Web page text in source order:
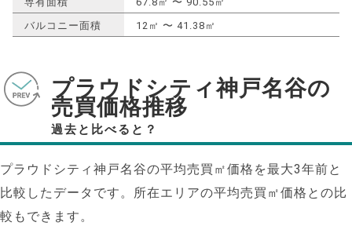
バルコニー面積
12㎡ 〜 41.38㎡
プラウドシティ神戸名谷の
売買価格推移
過去と比べると？
プラウドシティ神戸名谷の平均売買㎡価格を最大3年前と
比較したデータです。所在エリアの平均売買㎡価格との比
較もできます。